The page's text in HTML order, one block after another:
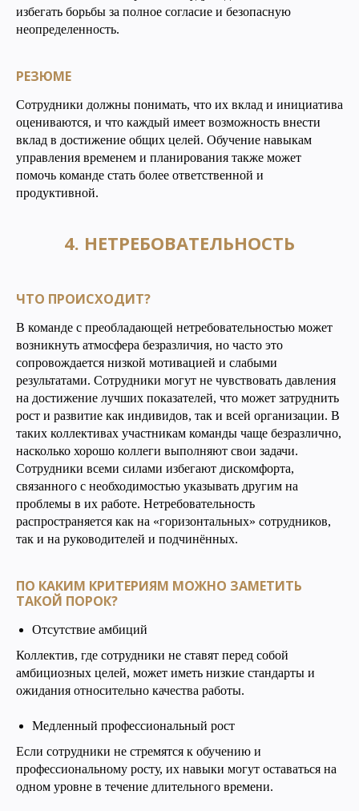
избегать борьбы за полное согласие и безопасную
неопределенность.
РЕЗЮМЕ
Сотрудники должны понимать, что их вклад и инициатива
оцениваются, и что каждый имеет возможность внести
вклад в достижение общих целей. Обучение навыкам
управления временем и планирования также может
помочь команде стать более ответственной и
продуктивной.
4. НЕТРЕБОВАТЕЛЬНОСТЬ
ЧТО ПРОИСХОДИТ?
В команде с преобладающей нетребовательностью может
возникнуть атмосфера безразличия, но часто это
сопровождается низкой мотивацией и слабыми
результатами. Сотрудники могут не чувствовать давления
на достижение лучших показателей, что может затруднить
рост и развитие как индивидов, так и всей организации. В
таких коллективах участникам команды чаще безразлично,
насколько хорошо коллеги выполняют свои задачи.
Сотрудники всеми силами избегают дискомфорта,
связанного с необходимостью указывать другим на
проблемы в их работе. Нетребовательность
распространяется как на «горизонтальных» сотрудников,
так и на руководителей и подчинённых.
ПО КАКИМ КРИТЕРИЯМ МОЖНО ЗАМЕТИТЬ
ТАКОЙ ПОРОК?
Отсутствие амбиций
Коллектив, где сотрудники не ставят перед собой
амбициозных целей, может иметь низкие стандарты и
ожидания относительно качества работы.
Медленный профессиональный рост
Если сотрудники не стремятся к обучению и
профессиональному росту, их навыки могут оставаться на
одном уровне в течение длительного времени.